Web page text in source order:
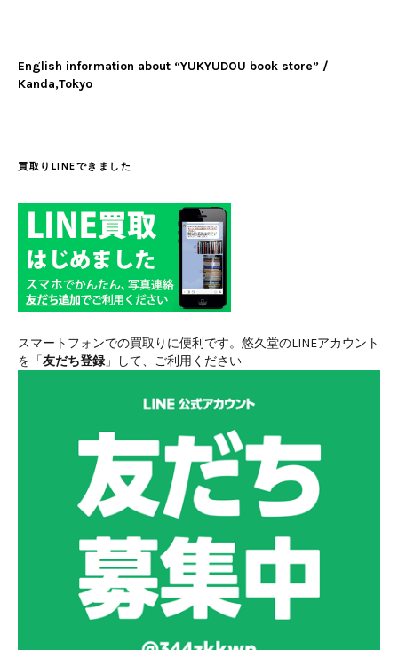
English information about “YUKYUDOU book store” /
Kanda,Tokyo
買取りLINEできました
スマートフォンでの買取りに便利です。悠久堂のLINEアカウント
を「友だち登録 」して、ご利用ください